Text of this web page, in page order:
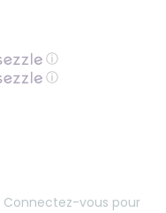
ⓘ
ⓘ
Connectez-vous pour